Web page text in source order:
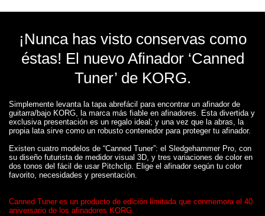
¡Nunca has visto conservas como
éstas! El nuevo Afinador ‘Canned
Tuner’ de KORG.
Simplemente levanta la tapa abrefácil para encontrar un afinador de
guitarra/bajo KORG, la marca más fiable en afinadores. Esta divertida y
exclusiva presentación es un regalo ideal; y una vez que la abras, la
propia lata sirve como un robusto contenedor para proteger tu afinador.
Existen cuatro modelos de “Canned Tuner”: el Sledgehammer Pro, con
su diseño futurista de medidor visual 3D, y tres variaciones de color en
dos tonos del fácil de usar Pitchclip. Elige el afinador según tu color
favorito, necesidades y presentación.
Canned Tuner es un producto de edición limitada que conmemora el 40
aniversario de los afinadores KORG.